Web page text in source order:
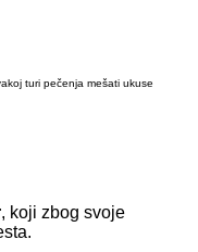
turi pečenja mešati ukuse
, koji zbog svoje